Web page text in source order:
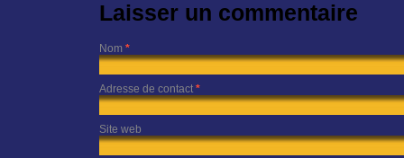
Laisser un commentaire
Nom *
Adresse de contact *
Site web